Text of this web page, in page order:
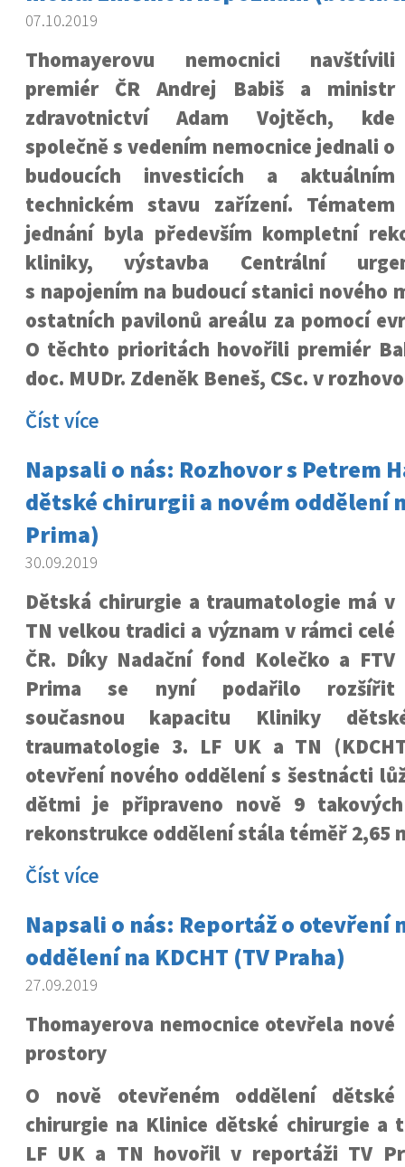
07.10.2019
Thomayerovu nemocnici navštívili
premiér ČR Andrej Babiš a ministr
zdravotnictví Adam Vojtěch, kde
společně s vedením nemocnice jednali o
budoucích investicích a aktuálním
technickém stavu zařízení. Tématem
jednání byla především kompletní
kliniky, výstavba Centrální
s napojením na budoucí stanici nového
ostatních pavilonů areálu za pomocí
O těchto prioritách hovořili premiér
doc. MUDr. Zdeněk Beneš, CSc. v
Číst více
Napsali o nás: Rozhovor s Petrem
dětské chirurgii a novém oddělení
Prima)
30.09.2019
Dětská chirurgie a traumatologie má v
TN velkou tradici a význam v rámci celé
ČR. Díky Nadační fond Kolečko a FTV
Prima se nyní podařilo rozšířit
současnou kapacitu Kliniky
traumatologie 3. LF UK a TN
otevření nového oddělení s šestnácti
dětmi je připraveno nově 9
rekonstrukce oddělení stála téměř 2,65
Číst více
Napsali o nás: Reportáž o otevření
oddělení na KDCHT (TV Praha)
27.09.2019
Thomayerova nemocnice otevřela nové
prostory
O nově otevřeném oddělení dětské
chirurgie na Klinice dětské chirurgie a
LF UK a TN hovořil v reportáži TV